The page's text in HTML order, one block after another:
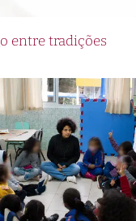
entre tradições